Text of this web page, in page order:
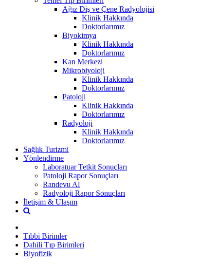
Ağız Diş ve Çene Radyolojisi
Klinik Hakkında
Doktorlarımız
Biyokimya
Klinik Hakkında
Doktorlarımız
Kan Merkezi
Mikrobiyoloji
Klinik Hakkında
Doktorlarımız
Patoloji
Klinik Hakkında
Doktorlarımız
Radyoloji
Klinik Hakkında
Doktorlarımız
Sağlık Turizmi
Yönlendirme
Laboratuar Tetkit Sonuçları
Patoloji Rapor Sonuçları
Randevu Al
Radyoloji Rapor Sonuçları
İletişim & Ulaşım
Tıbbi Birimler
Dahili Tıp Birimleri
Biyofizik